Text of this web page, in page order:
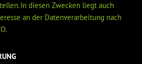
In diesen Zwecken liegt auch
an der Datenverarbeitung nach